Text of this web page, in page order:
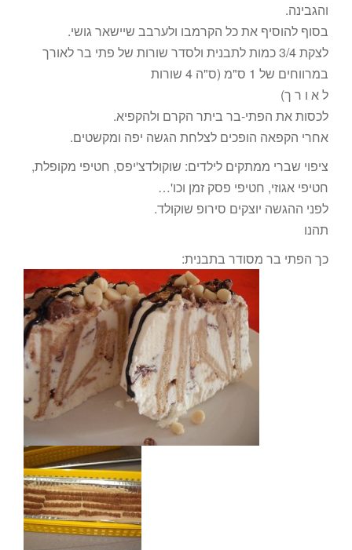
והגבינה.
בסוף להוסיף את כל הקרמבו ולערבב שיישאר גושי.
לצקת 3/4 כמות לתבנית ולסדר שורות של פתי בר לאורך
במרווחים של 1 ס"מ (ס"ה 4 שורות
ל א ו ר ך)
לכסות את הפתי-בר ביתר הקרם ולהקפיא.
אחרי הקפאה הופכים לצלחת הגשה יפה ומקשטים.
ציפוי שברי ממתקים לילדים: שוקולדצ'יפס, חטיפי מקופלת,
חטיפי אגוזי, חטיפי פסק זמן וכו'…
לפני ההגשה יוצקים סירופ שוקולד.
תהנו
כך הפתי בר מסודר בתבנית: